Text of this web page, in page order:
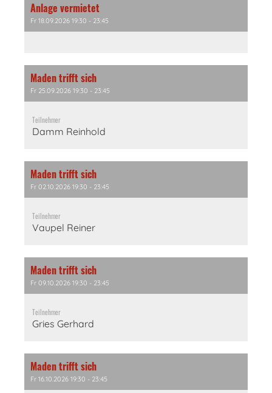
Anlage vermietet
Fr 18.09.2026 19:30 - 23:45
Maden trifft sich
Fr 25.09.2026 19:30 - 23:45
Teilnehmer
Damm Reinhold
Maden trifft sich
Fr 02.10.2026 19:30 - 23:45
Teilnehmer
Vaupel Reiner
Maden trifft sich
Fr 09.10.2026 19:30 - 23:45
Teilnehmer
Gries Gerhard
Maden trifft sich
Fr 16.10.2026 19:30 - 23:45